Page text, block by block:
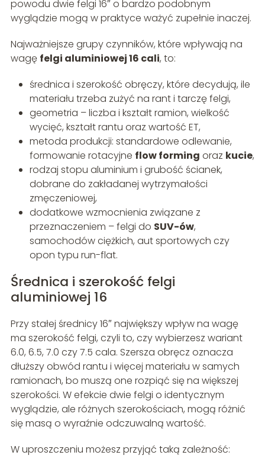
powodu dwie felgi 16″ o bardzo podobnym
wyglądzie mogą w praktyce ważyć zupełnie inaczej.
Najważniejsze grupy czynników, które wpływają na
wagę felgi aluminiowej 16 cali, to:
średnica i szerokość obręczy, które decydują, ile
materiału trzeba zużyć na rant i tarczę felgi,
geometria – liczba i kształt ramion, wielkość
wycięć, kształt rantu oraz wartość ET,
metoda produkcji: standardowe odlewanie,
formowanie rotacyjne flow forming oraz kucie,
rodzaj stopu aluminium i grubość ścianek,
dobrane do zakładanej wytrzymałości
zmęczeniowej,
dodatkowe wzmocnienia związane z
przeznaczeniem – felgi do SUV-ów,
samochodów ciężkich, aut sportowych czy
opon typu run-flat.
Średnica i szerokość felgi
aluminiowej 16
Przy stałej średnicy 16″ największy wpływ na wagę
ma szerokość felgi, czyli to, czy wybierzesz wariant
6.0, 6.5, 7.0 czy 7.5 cala. Szersza obręcz oznacza
dłuższy obwód rantu i więcej materiału w samych
ramionach, bo muszą one rozpiąć się na większej
szerokości. W efekcie dwie felgi o identycznym
wyglądzie, ale różnych szerokościach, mogą różnić
się masą o wyraźnie odczuwalną wartość.
W uproszczeniu możesz przyjąć taką zależność: